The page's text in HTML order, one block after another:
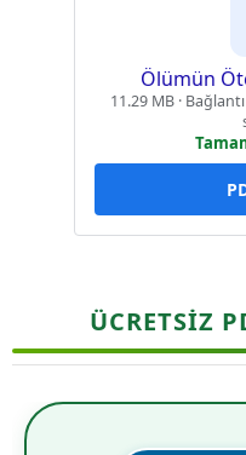
Ölümün
11.29 MB ·
ÜCRETSİZ